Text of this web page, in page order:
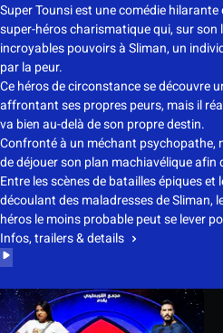
Super Tounsi est une comédie
super-héros charismatique qui, sur
incroyables pouvoirs à Sliman, un
par la peur.
Ce héros de circonstance se découvre
affrontant ses propres peurs, mais il
va bien au-delà de son propre destin.
Confronté à un méchant psychopathe,
de déjouer son plan machiavélique afin
Entre les scènes de batailles épiques
découlant des maladresses de Sliman,
héros le moins probable peut se lever
Infos, trailers & details